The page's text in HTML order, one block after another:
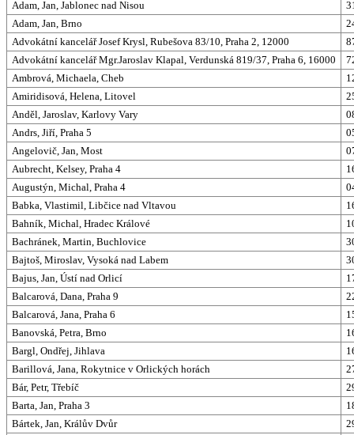
Adam, Jan, Jablonec nad Nisou
Adam, Jan, Brno
Advokátní kancelář Josef Krysl, Rubešova 83/10, Praha 2, 12000
Advokátní kancelář Mgr.Jaroslav Klapal, Verdunská 819/37, Praha 6, 16000
Ambrová, Michaela, Cheb
Amiridisová, Helena, Litovel
Anděl, Jaroslav, Karlovy Vary
Andrs, Jiří, Praha 5
Angelovič, Jan, Most
Aubrecht, Kelsey, Praha 4
Augustýn, Michal, Praha 4
Babka, Vlastimil, Libčice nad Vltavou
Bahník, Michal, Hradec Králové
Bachránek, Martin, Buchlovice
Bajtoš, Miroslav, Vysoká nad Labem
Bajus, Jan, Ústí nad Orlicí
Balcarová, Dana, Praha 9
Balcarová, Jana, Praha 6
Banovská, Petra, Brno
Bargl, Ondřej, Jihlava
Barillová, Jana, Rokytnice v Orlických horách
Bár, Petr, Třebíč
Barta, Jan, Praha 3
Bártek, Jan, Králův Dvůr